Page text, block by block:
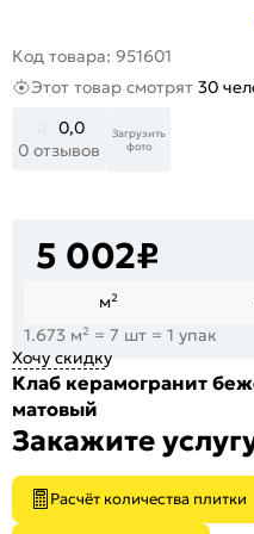
Код товара: 951601
Этот товар смотрят 30
0,0
0 отзывов
Загрузить
фото
5 002₽
м²
1.673 м² = 7 шт = 1 упак
Хочу скидку
Клаб керамогранит
матовый
Закажите
Расчёт количества плитки